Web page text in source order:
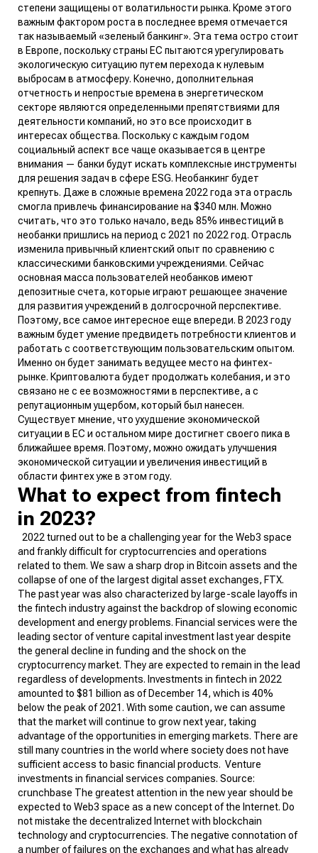
степени защищены от волатильности рынка. Кроме этого
важным фактором роста в последнее время отмечается
так называемый «зеленый банкинг». Эта тема остро стоит
в Европе, поскольку страны ЕС пытаются урегулировать
экологическую ситуацию путем перехода к нулевым
выбросам в атмосферу. Конечно, дополнительная
отчетность и непростые времена в энергетическом
секторе являются определенными препятствиями для
деятельности компаний, но это все происходит в
интересах общества. Поскольку с каждым годом
социальный аспект все чаще оказывается в центре
внимания — банки будут искать комплексные инструменты
для решения задач в сфере ESG. Необанкинг будет
крепнуть. Даже в сложные времена 2022 года эта отрасль
смогла привлечь финансирование на $340 млн. Можно
считать, что это только начало, ведь 85% инвестиций в
необанки пришлись на период с 2021 по 2022 год. Отрасль
изменила привычный клиентский опыт по сравнению с
классическими банковскими учреждениями. Сейчас
основная масса пользователей необанков имеют
депозитные счета, которые играют решающее значение
для развития учреждений в долгосрочной перспективе.
Поэтому, все самое интересное еще впереди. В 2023 году
важным будет умение предвидеть потребности клиентов и
работать с соответствующим пользовательским опытом.
Именно он будет занимать ведущее место на финтех-
рынке. Криптовалюта будет продолжать колебания, и это
связано не с ее возможностями в перспективе, а с
репутационным ущербом, который был нанесен.
Существует мнение, что ухудшение экономической
ситуации в ЕС и остальном мире достигнет своего пика в
ближайшее время. Поэтому, можно ожидать улучшения
экономической ситуации и увеличения инвестиций в
области финтех уже в этом году.
What to expect from fintech
in 2023?
2022 turned out to be a challenging year for the Web3 space
and frankly difficult for cryptocurrencies and operations
related to them. We saw a sharp drop in Bitcoin assets and the
collapse of one of the largest digital asset exchanges, FTX.
The past year was also characterized by large-scale layoffs in
the fintech industry against the backdrop ofslowing economic
development and energy problems. Financial services were the
leading sector of venture capital investment last year despite
the general decline in funding and the shock on the
cryptocurrency market. They are expected to remain in the lead
regardless of developments. Investments in fintech in 2022
amounted to $81 billion as of December 14, which is 40%
below the peak of 2021. With some caution, we can assume
that the market will continue to grow next year, taking
advantage of the opportunities in emerging markets. There are
still many countries in the world where society does not have
sufficient access to basic financial products. Venture
investments in financial services companies. Source:
crunchbase The greatest attention in the new year should be
expected to Web3 space as a new concept of the Internet. Do
not mistake the decentralized Internet with blockchain
technology and cryptocurrencies. The negative connotation of
a number of failures on the exchanges and what has already